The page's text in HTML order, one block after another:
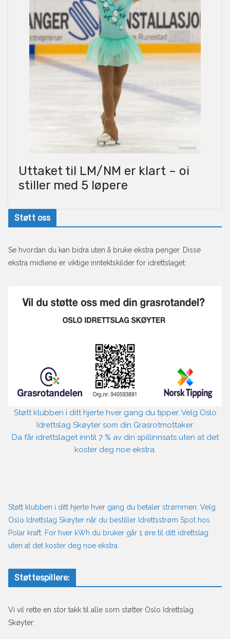
Uttaket til LM/NM er klart – oi
stiller med 5 løpere
Støtt oss
Se hvordan du kan bidra uten å bruke ekstra penger. Disse
ekstra midlene er viktige inntektskilder for idrettslaget:
Støtt klubben i ditt hjerte hver gang du tipper. Velg Oslo
Idrettslag Skøyter som din Grasrotmottaker.
Da får idrettslaget inntil 7 % av din spillinnsats uten at det
koster deg noe ekstra.
Støtt klubben i ditt hjerte hver gang du betaler strømmen. Velg
Oslo Idrettslag Skøyter når du bestiller Idrettsstrøm Spot hos
Polar kraft. For hver kWh du bruker går 1 øre til ditt idrettslag
uten at det koster deg noe ekstra.
Støttespillere:
Vi vil rette en stor takk til alle som støtter Oslo Idrettslag
Skøyter: